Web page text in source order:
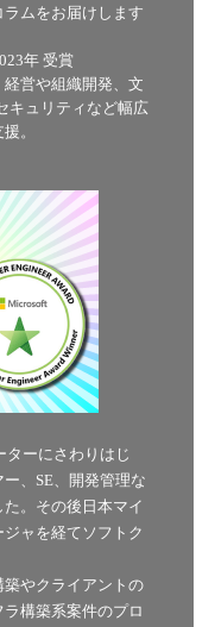
ムをお届けします
年 受賞
営や組織開発、文
キュリティなど幅広
。
ターにさわりはじ
、SE、開発管理な
。その後日本マイ
ャを経てソフトク
やクライアントの
構築系案件のプロ